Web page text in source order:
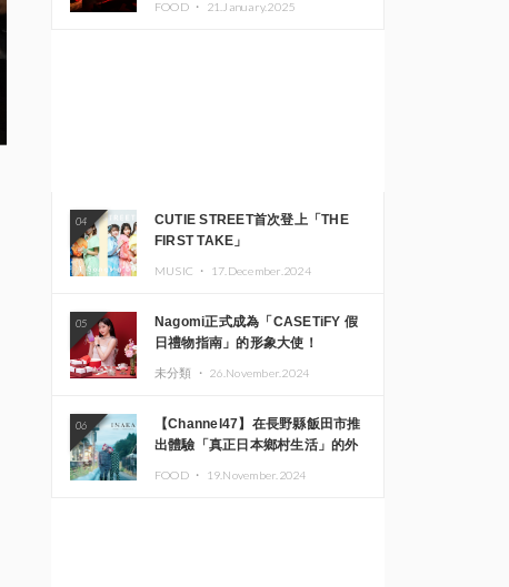
FOOD ・ 21.January.2025
04
CUTIE STREET首次登上「THE
FIRST TAKE」
MUSIC ・ 17.December.2024
05
Nagomi正式成為「CASETiFY 假
日禮物指南」的形象大使！
未分類 ・ 26.November.2024
06
【Channel47】在長野縣飯田市推
出體驗「真正日本鄉村生活」的外
FOOD ・ 19.November.2024